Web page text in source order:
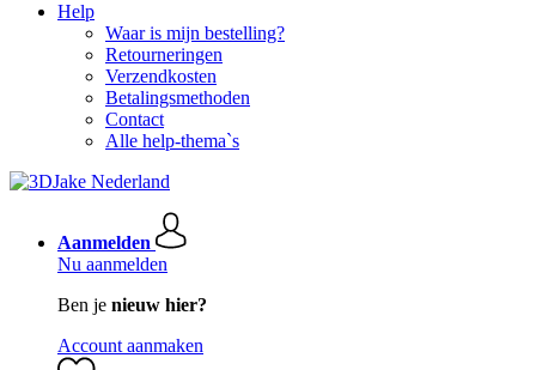
Help
Waar is mijn bestelling?
Retourneringen
Verzendkosten
Betalingsmethoden
Contact
Alle help-thema`s
Aanmelden
Nu aanmelden
Ben je nieuw hier?
Account aanmaken